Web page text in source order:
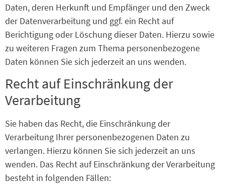
Daten, deren Herkunft und Empfänger und den Zweck
der Datenverarbeitung und ggf. ein Recht auf
Berichtigung oder Löschung dieser Daten. Hierzu sowie
zu weiteren Fragen zum Thema personenbezogene
Daten können Sie sich jederzeit an uns wenden.
Recht auf Einschränkung der
Verarbeitung
Sie haben das Recht, die Einschränkung der
Verarbeitung Ihrer personenbezogenen Daten zu
verlangen. Hierzu können Sie sich jederzeit an uns
wenden. Das Recht auf Einschränkung der Verarbeitung
besteht in folgenden Fällen: